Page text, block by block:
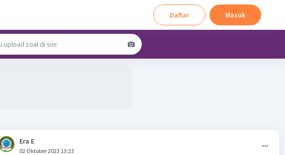
Daftar Masuk
Era E
02 Oktober 2023 13:23